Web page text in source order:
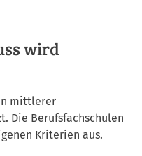
wird
mittlerer
Die Berufsfachschulen
Kriterien aus.